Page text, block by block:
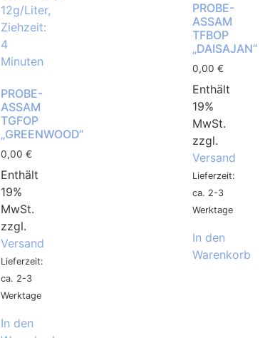
PROBE-
ASSAM
TGFOP
„GREENWOOD“
0,00€
Enthält
19%
MwSt.
zzgl.
Versand
Lieferzeit:
ca. 2-3
Werktage
In den
PROBE-
ASSAM
TFBOP
„DAISAJAN“
0,00€
Enthält
19%
MwSt.
zzgl.
Versand
Lieferzeit:
ca. 2-3
Werktage
In den
Warenkorb